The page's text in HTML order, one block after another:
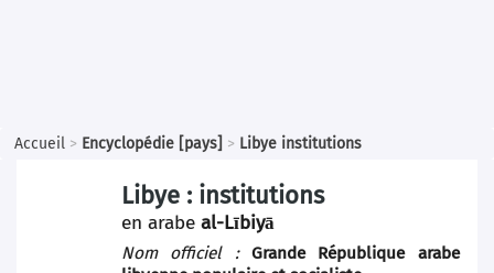
Accueil > Encyclopédie [pays] > Libye institutions
Libye : institutions
en arabe al-Lībiyā
Nom officiel :Grande République arabe